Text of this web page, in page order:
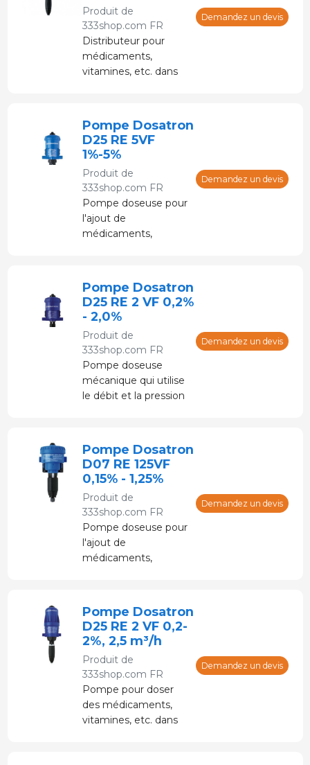
Produit de
333shop.com FR
Distributeur pour
médicaments,
vitamines, etc. dans
électricité.
Demandez un devis
Pompe Dosatron
D25 RE 5VF
1%-5%
Produit de
333shop.com FR
Pompe doseuse pour
l'ajout de
médicaments,
sous pression sans
électricité.
Demandez un devis
Pompe Dosatron
D25 RE 2 VF 0,2%
- 2,0%
Produit de
333shop.com FR
Pompe doseuse
mécanique qui utilise
le débit et la pression
vitamines, etc. dans
l'eau. Le dosage est
proportionnel quelles
que soient les
variations de débit et
de pression. La
pompe Dosatron est
fournie avec des
Demandez un devis
Pompe Dosatron
D07 RE 125VF
0,15% - 1,25%
Produit de
333shop.com FR
Pompe doseuse pour
l'ajout de
médicaments,
sous pression sans
électricité
Demandez un devis
Pompe Dosatron
D25 RE 2 VF 0,2-
2%, 2,5 m³/h
Produit de
333shop.com FR
Pompe pour doser
des médicaments,
vitamines, etc. dans
Demandez un devis